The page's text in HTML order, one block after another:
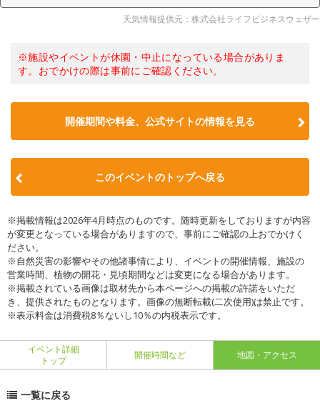
天気情報提供元：株式会社ライフビジネスウェザー
※施設やイベントが休園・中止になっている場合がありま
す。おでかけの際は事前にご確認ください。
開催期間や料金、公式サイトの情報を見る
このイベントのトップへ戻る
※掲載情報は2026年4月時点のものです。随時更新をしておりますが内容
が変更となっている場合がありますので、事前にご確認の上おでかけく
ださい。
※自然災害の影響やその他諸事情により、イベントの開催情報、施設の
営業時間、植物の開花・見頃期間などは変更になる場合があります。
※掲載されている画像は取材先から本ページへの掲載の許諾をいただ
き、提供されたものとなります。画像の無断転載(二次使用)は禁止です。
※表示料金は消費税8％ないし10％の内税表示です。
イベント詳細
トップ
開催時間など 地図・アクセス
一覧に戻る